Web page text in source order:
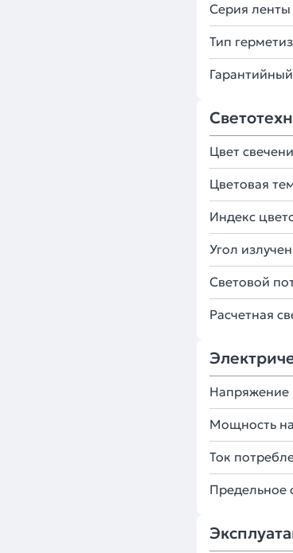
Серия ленты
Тип
Цвет
Цветовая
Индекс
Угол
Световой
Расчетная
Напряжение
Мощность
Ток
Предельное